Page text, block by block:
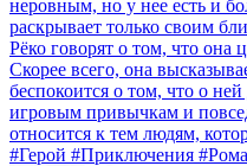
неровным, но у нее есть и
раскрывает только своим
Рёко говорят о том, что она
Скорее всего, она
беспокоится о том, что о
игровым привычкам и
относится к тем людям,
#Герой #Приключения